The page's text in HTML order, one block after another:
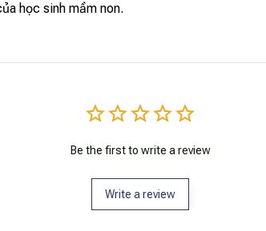
học sinh mầm non.
Be the first to write a review
Write a review